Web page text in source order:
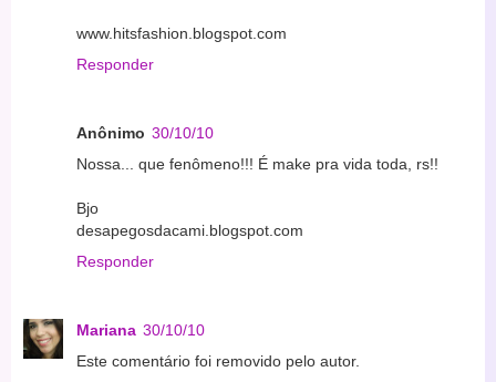
www.hitsfashion.blogspot.com
Responder
Anônimo 30/10/10
Nossa... que fenômeno!!! É make pra vida toda, rs!!
Bjo
desapegosdacami.blogspot.com
Responder
Mariana 30/10/10
Este comentário foi removido pelo autor.